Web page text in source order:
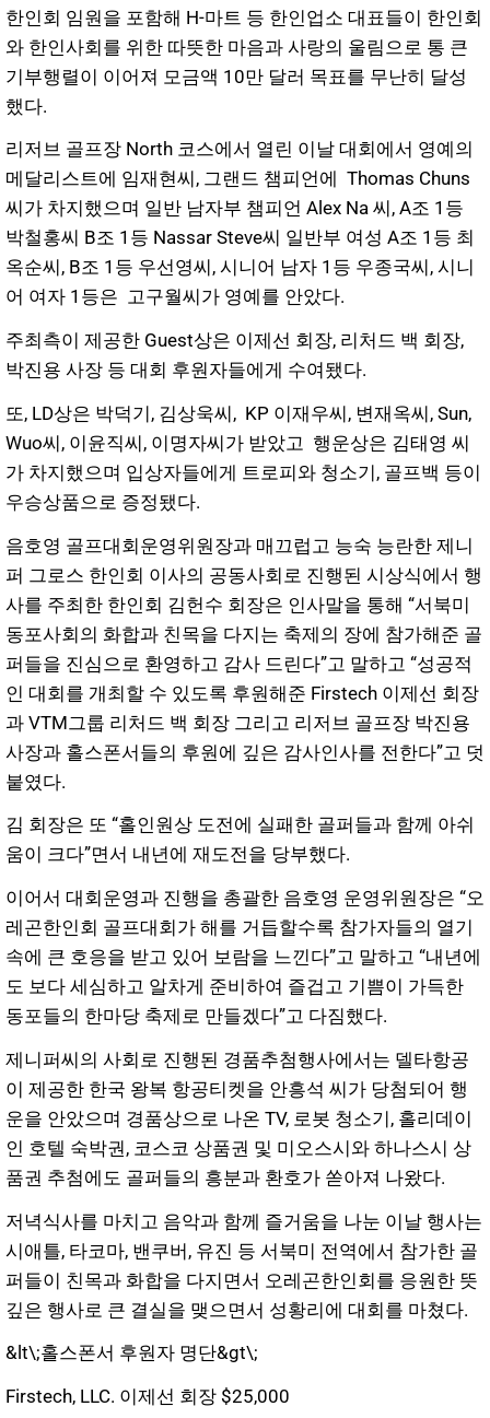
한인회 임원을 포함해 H-마트 등 한인업소 대표들이 한인회
와 한인사회를 위한 따뜻한 마음과 사랑의 울림으로 통 큰
기부행렬이 이어져 모금액 10만 달러 목표를 무난히 달성
했다.
리저브 골프장 North 코스에서 열린 이날 대회에서 영예의
메달리스트에 임재현씨, 그랜드 챔피언에 Thomas Chuns
씨가 차지했으며 일반 남자부 챔피언 Alex Na 씨, A조 1등
박철홍씨 B조 1등 Nassar Steve씨 일반부 여성 A조 1등 최
옥순씨, B조 1등 우선영씨, 시니어 남자 1등 우종국씨, 시니
어 여자 1등은 고구월씨가 영예를 안았다.
주최측이 제공한 Guest상은 이제선 회장, 리처드 백 회장,
박진용 사장 등 대회 후원자들에게 수여됐다.
또, LD상은 박덕기, 김상욱씨, KP 이재우씨, 변재옥씨, Sun,
Wuo씨, 이윤직씨, 이명자씨가 받았고 행운상은 김태영 씨
가 차지했으며 입상자들에게 트로피와 청소기, 골프백 등이
우승상품으로 증정됐다.
음호영 골프대회운영위원장과 매끄럽고 능숙 능란한 제니
퍼 그로스 한인회 이사의 공동사회로 진행된 시상식에서 행
사를 주최한 한인회 김헌수 회장은 인사말을 통해 “서북미
동포사회의 화합과 친목을 다지는 축제의 장에 참가해준 골
퍼들을 진심으로 환영하고 감사 드린다”고 말하고 “성공적
인 대회를 개최할 수 있도록 후원해준 Firstech 이제선 회장
과 VTM그룹 리처드 백 회장 그리고 리저브 골프장 박진용
사장과 홀스폰서들의 후원에 깊은 감사인사를 전한다”고 덧
붙였다.
김 회장은 또 “홀인원상 도전에 실패한 골퍼들과 함께 아쉬
움이 크다”면서 내년에 재도전을 당부했다.
이어서 대회운영과 진행을 총괄한 음호영 운영위원장은 “오
레곤한인회 골프대회가 해를 거듭할수록 참가자들의 열기
속에 큰 호응을 받고 있어 보람을 느낀다”고 말하고 “내년에
도 보다 세심하고 알차게 준비하여 즐겁고 기쁨이 가득한
동포들의 한마당 축제로 만들겠다”고 다짐했다.
제니퍼씨의 사회로 진행된 경품추첨행사에서는 델타항공
이 제공한 한국 왕복 항공티켓을 안흥석 씨가 당첨되어 행
운을 안았으며 경품상으로 나온 TV, 로봇 청소기, 홀리데이
인 호텔 숙박권, 코스코 상품권 및 미오스시와 하나스시 상
품권 추첨에도 골퍼들의 흥분과 환호가 쏟아져 나왔다.
저녁식사를 마치고 음악과 함께 즐거움을 나눈 이날 행사는
시애틀, 타코마, 밴쿠버, 유진 등 서북미 전역에서 참가한 골
퍼들이 친목과 화합을 다지면서 오레곤한인회를 응원한 뜻
깊은 행사로 큰 결실을 맺으면서 성황리에 대회를 마쳤다.
&lt\;홀스폰서 후원자 명단&gt\;
Firstech, LLC. 이제선 회장 $25,000